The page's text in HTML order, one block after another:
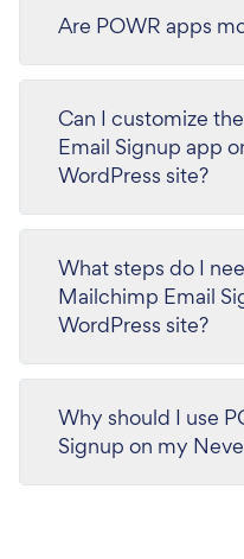
Are POWR apps
Can I customize
Email Signup app
WordPress site?
What steps do I
Mailchimp Email
WordPress site?
Why should I use
Signup on my